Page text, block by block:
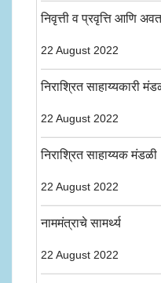
निवृत्ती व प्रवृत्ति आणि
22 August 2022
निराश्रित साहाय्यकारी
22 August 2022
निराश्रित साहाय्यक मंडळी
22 August 2022
नाममंत्राचे सामर्थ्य
22 August 2022